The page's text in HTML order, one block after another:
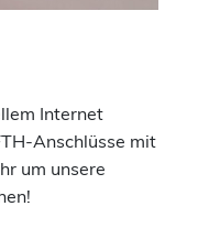
Internet
Anschlüsse mit
um unsere